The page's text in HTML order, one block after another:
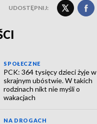
UDOSTĘPNIJ:
SPOŁECZNE
PCK: 364 tysięcy dzieci żyje w
skrajnym ubóstwie. W takich
rodzinach nikt nie myśli o
wakacjach
NA DROGACH